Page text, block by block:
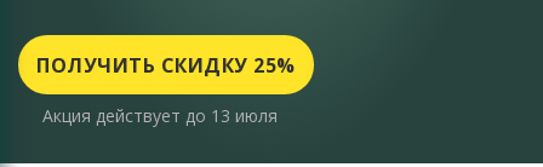
ПОЛУЧИТЬ СКИДКУ 25%
Акция действует до 13 июля